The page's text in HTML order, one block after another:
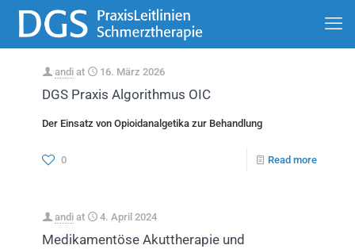
andi at 16. März 2026
DGS Praxis Algorithmus OIC
Der Einsatz von Opioidanalgetika zur Behandlung
0 Read more
andi at 4. April 2024
Medikamentöse Akuttherapie und